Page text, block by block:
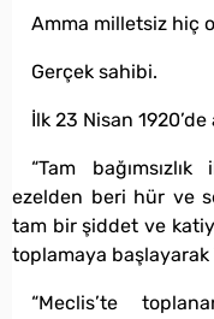
Amma milletsiz hiç
Gerçek sahibi.
İlk 23 Nisan 1920’de
“Tam
ezelden beri hür ve
tam bir şiddet ve
toplamaya başlayarak
“Meclis’te